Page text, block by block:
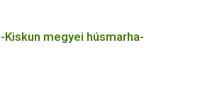
megyei húsmarha-